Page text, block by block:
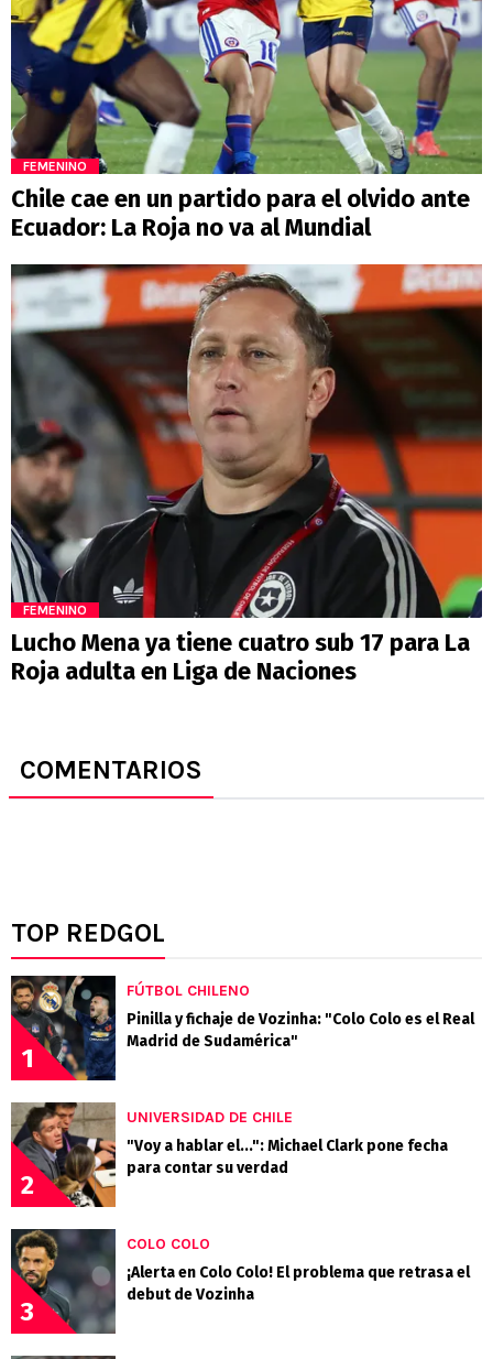
FEMENINO
Chile cae en un partido para el olvido ante
Ecuador: La Roja no va al Mundial
FEMENINO
Lucho Mena ya tiene cuatro sub 17 para La
Roja adulta en Liga de Naciones
COMENTARIOS
TOP REDGOL
1
FÚTBOL CHILENO
Pinilla y fichaje de Vozinha: "Colo Colo es el Real
Madrid de Sudamérica"
2
UNIVERSIDAD DE CHILE
"Voy a hablar el...": Michael Clark pone fecha
para contar su verdad
3
COLO COLO
¡Alerta en Colo Colo! El problema que retrasa el
debut de Vozinha